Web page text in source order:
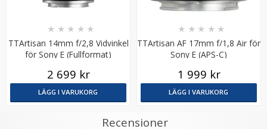
TTArtisan 14mm f/2,8 Vidvinkel
för Sony E (Fullformat)
★ ★ ★ ★ ★
2 699 kr
LÄGG I VARUKORG
TTArtisan AF 17mm f/1,8 Air för
Sony E (APS-C)
★ ★ ★ ★ ★
1 999 kr
LÄGG I VARUKORG
Recensioner